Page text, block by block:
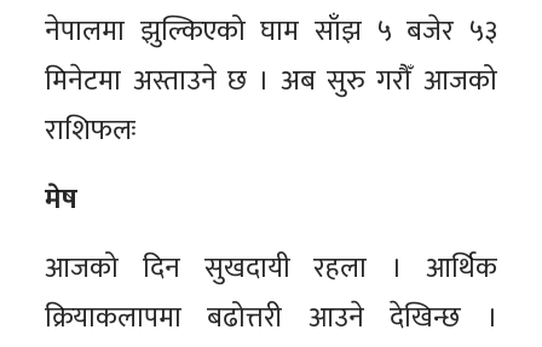
नेपालमा झुल्किएको घाम साँझ ५ बजेर ५३
मिनेटमा अस्ताउने छ । अब सुरु गरौँ आजको
राशिफलः
मेष
आजको दिन सुखदायी रहला । आर्थिक
क्रियाकलापमा बढोत्तरी आउने देखिन्छ ।